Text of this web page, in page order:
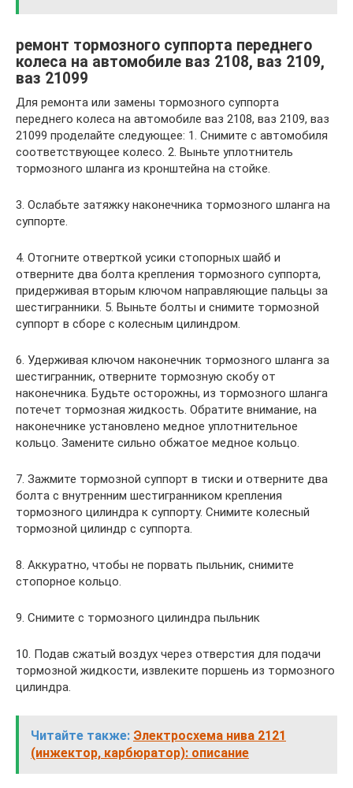
ремонт тормозного суппорта переднего
колеса на автомобиле ваз 2108, ваз 2109,
ваз 21099
Для ремонта или замены тормозного суппорта
переднего колеса на автомобиле ваз 2108, ваз 2109, ваз
21099 проделайте следующее: 1. Снимите с автомобиля
соответствующее колесо. 2. Выньте уплотнитель
тормозного шланга из кронштейна на стойке.
3. Ослабьте затяжку наконечника тормозного шланга на
суппорте.
4. Отогните отверткой усики стопорных шайб и
отверните два болта крепления тормозного суппорта,
придерживая вторым ключом направляющие пальцы за
шестигранники. 5. Выньте болты и снимите тормозной
суппорт в сборе с колесным цилиндром.
6. Удерживая ключом наконечник тормозного шланга за
шестигранник, отверните тормозную скобу от
наконечника. Будьте осторожны, из тормозного шланга
потечет тормозная жидкость. Обратите внимание, на
наконечнике установлено медное уплотнительное
кольцо. Замените сильно обжатое медное кольцо.
7. Зажмите тормозной суппорт в тиски и отверните два
болта с внутренним шестигранником крепления
тормозного цилиндра к суппорту. Снимите колесный
тормозной цилиндр с суппорта.
8. Аккуратно, чтобы не порвать пыльник, снимите
стопорное кольцо.
9. Снимите с тормозного цилиндра пыльник
10. Подав сжатый воздух через отверстия для подачи
тормозной жидкости, извлеките поршень из тормозного
цилиндра.
Читайте также: Электросхема нива 2121
(инжектор, карбюратор): описание